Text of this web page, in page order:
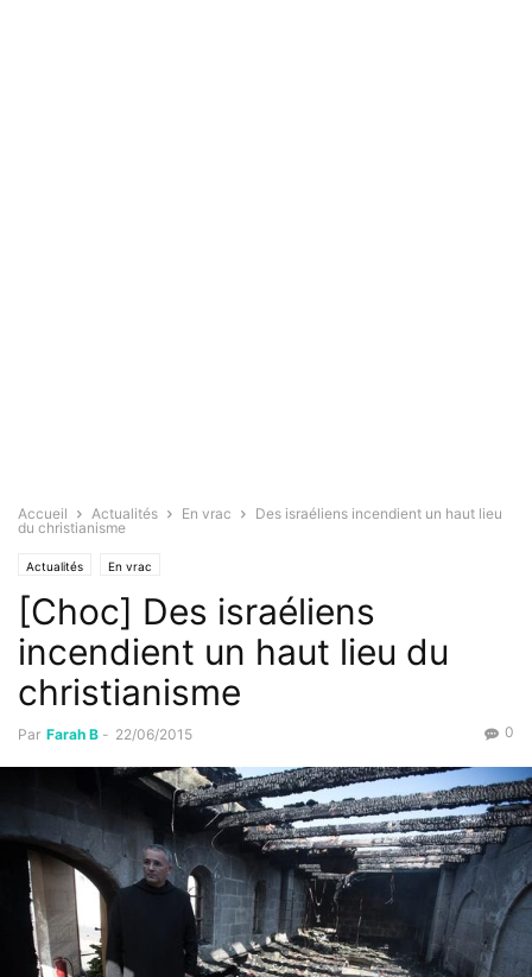
Accueil Actualités En vrac
Des israéliens incendient un haut lieu
du christianisme
Actualités En vrac
[Choc] Des israéliens
incendient un haut lieu du
christianisme
Par Farah B - 22/06/2015 0